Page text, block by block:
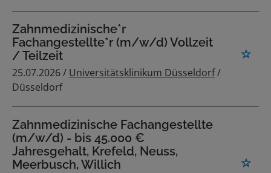
Zahnmedizinische*r
Fachangestellte*r (m/w/d) Vollzeit
/ Teilzeit
25.07.2026 / Universitätsklinikum Düsseldorf/
Düsseldorf
Zahnmedizinische Fachangestellte
(m/w/d) - bis 45.000 €
Jahresgehalt, Krefeld, Neuss,
Meerbusch, Willich